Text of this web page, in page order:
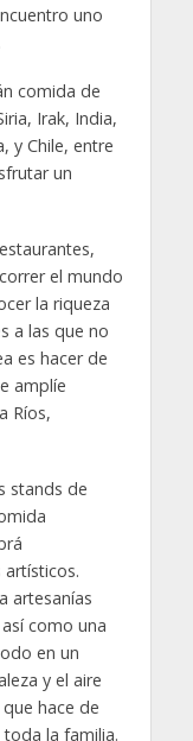
uno
comida de
Irak, India,
y Chile, entre
un
el mundo
la riqueza
a las que no
es hacer de
amplíe
Ríos,
stands de
artesanías
como una
en un
y el aire
hace de
la familia.